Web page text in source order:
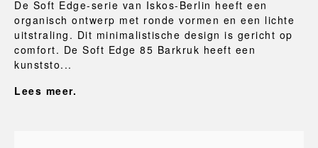
De Soft Edge-serie van Iskos-Berlin heeft een
organisch ontwerp met ronde vormen en een lichte
uitstraling. Dit minimalistische design is gericht op
comfort. De Soft Edge 85 Barkruk heeft een
kunststo...
Lees meer.